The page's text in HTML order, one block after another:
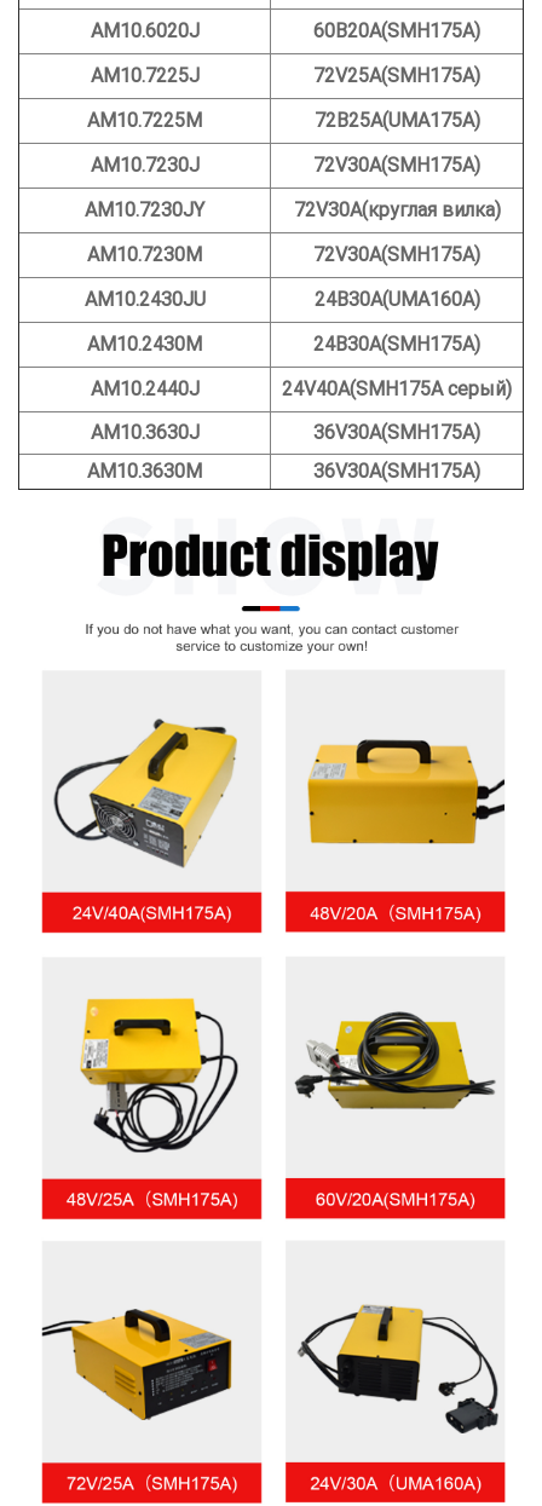
АМ10.6020J
60В20А(SMH175A)
АМ10.7225J
72V25A(SMH175A)
АМ10.7225М
72В25А(UMA175A)
АМ10.7230J
72V30A(SMH175A)
AM10.7230JY
72V30A(круглая вилка)
АМ10.7230М
72V30A(SMH175A)
AM10.2430JU
24В30А(UMA160A)
АМ10.2430М
24В30А(SMH175A)
АМ10.2440J
24V40A(SMH175A серый)
АМ10.3630J
36V30A(SMH175A)
АМ10.3630М
36V30A(SMH175A)